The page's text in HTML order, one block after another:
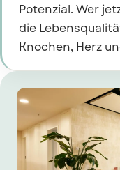
Potenzial. Wer
die
Knochen, Herz